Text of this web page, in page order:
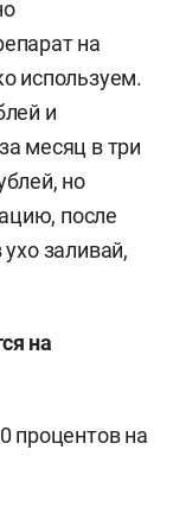
на
используем.
и
месяц в три
но
после
заливай,
на
процентов на